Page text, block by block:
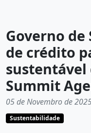
Governo de
de crédito
Summit
05 de Novembro de
Sustentabilidade